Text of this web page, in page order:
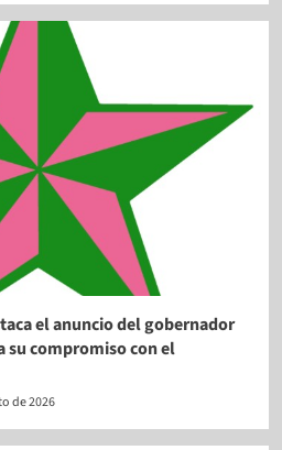
el anuncio del gobernador
su compromiso con el
de 2026